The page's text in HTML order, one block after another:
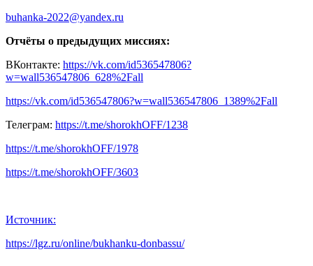
buhanka-2022@yandex.ru
Отчёты о предыдущих миссиях:
ВКонтакте: https://vk.com/id536547806?
w=wall536547806_628%2Fall
https://vk.com/id536547806?w=wall536547806_1389%2Fall
Телеграм: https://t.me/shorokhOFF/1238
https://t.me/shorokhOFF/1978
https://t.me/shorokhOFF/3603
Источник:
https://lgz.ru/online/bukhanku-donbassu/